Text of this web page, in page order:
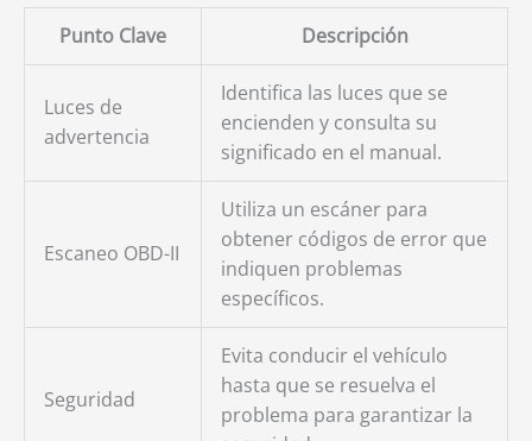
Punto Clave Descripción
Luces de
advertencia
Identifica las luces que se
encienden y consulta su
significado en el manual.
Escaneo OBD-II
Utiliza un escáner para
obtener códigos de error que
indiquen problemas
específicos.
Seguridad
Evita conducir el vehículo
hasta que se resuelva el
problema para garantizar la